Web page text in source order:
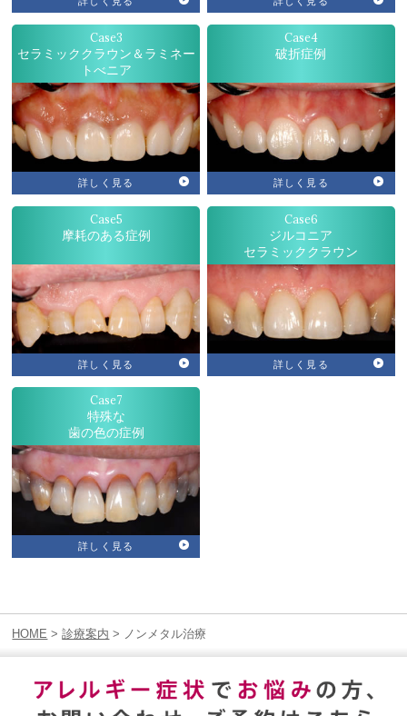
Case3
セラミッククラウン＆ラミネー
トべニア
詳しく見る
Case4
破折症例
詳しく見る
Case5
摩耗のある症例
詳しく見る
Case6
ジルコニア
セラミッククラウン
詳しく見る
Case7
特殊な
歯の色の症例
詳しく見る
HOME >診療案内 > ノンメタル治療